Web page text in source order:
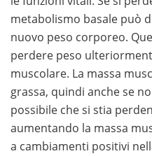
metabolismo basale può
nuovo peso corporeo.
perdere peso
muscolare. La massa
grassa, quindi anche se
possibile che si stia
aumentando la massa
a cambiamenti positivi